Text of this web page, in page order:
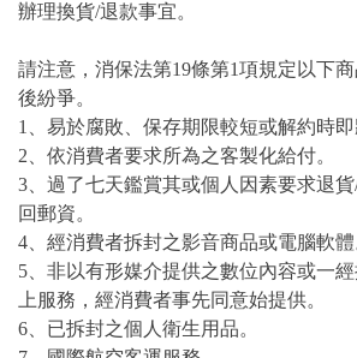
辦理換貨/退款事宜。
請注意，消保法第19條第1項規定以下
後紛爭。
1、易於腐敗、保存期限較短或解約時即
2、依消費者要求所為之客製化給付。
3、過了七天鑑賞其或個人因素要求退
回郵資。
4、經消費者拆封之影音商品或電腦軟體
5、非以有形媒介提供之數位內容或一
上服務，經消費者事先同意始提供。
6、已拆封之個人衛生用品。